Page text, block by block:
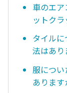
車のエ
ットク
タイル
法はあり
服につ
あります